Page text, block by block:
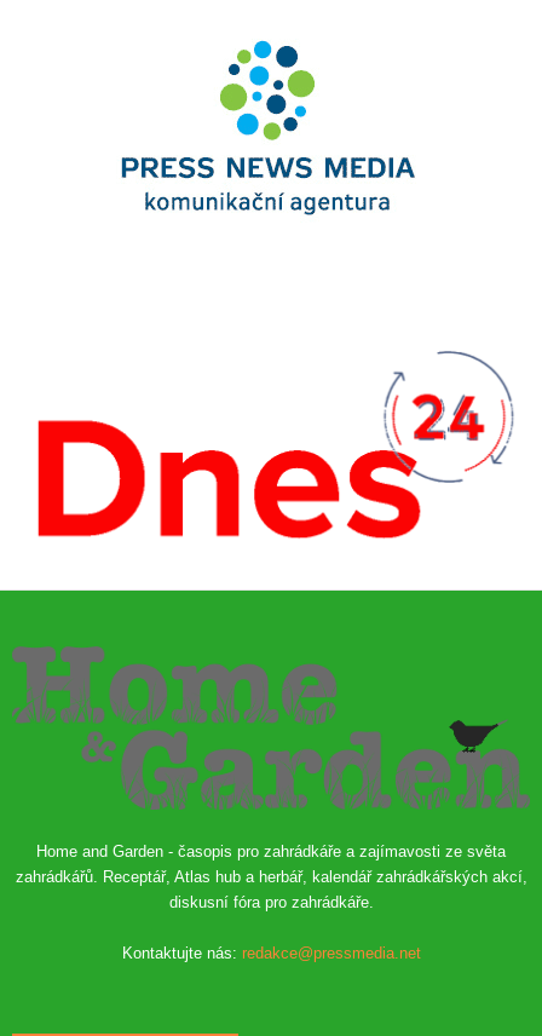
Home and Garden - časopis pro zahrádkáře a zajímavosti ze světa
zahrádkářů. Receptář, Atlas hub a herbář, kalendář zahrádkářských akcí,
diskusní fóra pro zahrádkáře.
Kontaktujte nás: redakce@pressmedia.net